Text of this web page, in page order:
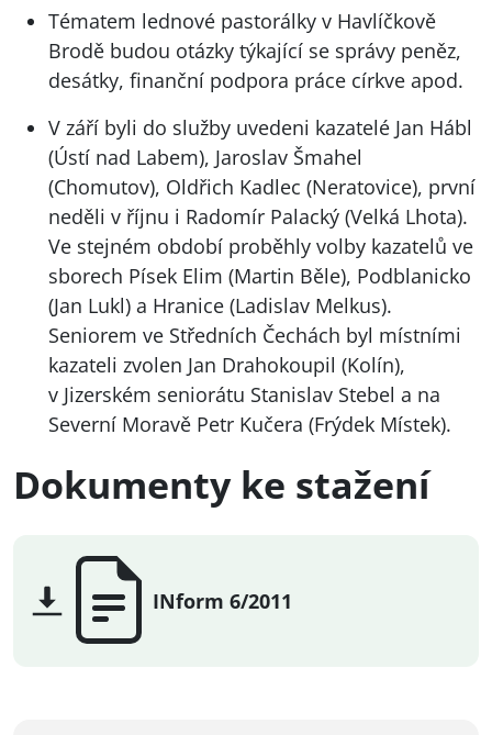
Tématem lednové pastorálky v Havlíčkově
Brodě budou otázky týkající se správy peněz,
desátky, finanční podpora práce církve apod.
V září byli do služby uvedeni kazatelé Jan Hábl
(Ústí nad Labem), Jaroslav Šmahel
(Chomutov), Oldřich Kadlec (Neratovice), první
neděli v říjnu i Radomír Palacký (Velká Lhota).
Ve stejném období proběhly volby kazatelů ve
sborech Písek Elim (Martin Běle), Podblanicko
(Jan Lukl) a Hranice (Ladislav Melkus).
Seniorem ve Středních Čechách byl místními
kazateli zvolen Jan Drahokoupil (Kolín),
v Jizerském seniorátu Stanislav Stebel a na
Severní Moravě Petr Kučera (Frýdek Místek).
Dokumenty ke stažení
INform 6/2011